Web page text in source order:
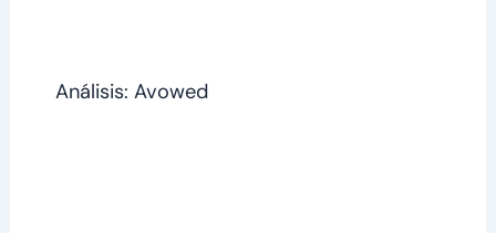
Análisis: Avowed